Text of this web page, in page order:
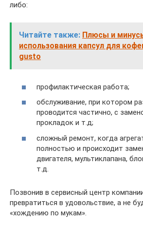
либо:
Читайте также: Плюсы и
использования капсул для
gusto
профилактическая работа;
обслуживание, при котором
проводится частично, с
прокладок и т.д;
сложный ремонт, когда
полностью и происходит
двигателя, мультиклапана,
т.д.
Позвонив в сервисный центр
превратиться в удовольствие, а не
«хождению по мукам».